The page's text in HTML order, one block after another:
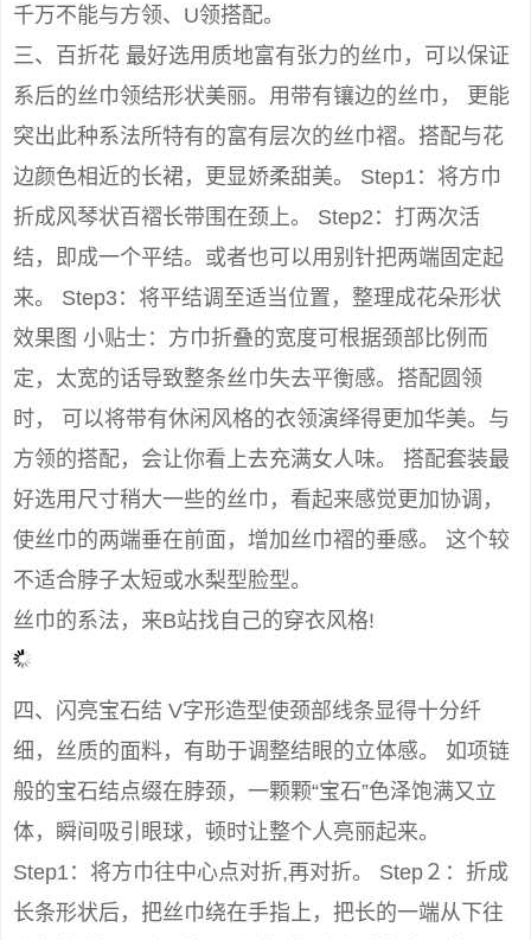
千万不能与方领、U领搭配。
三、百折花 最好选用质地富有张力的丝巾，可以保证
系后的丝巾领结形状美丽。用带有镶边的丝巾， 更能
突出此种系法所特有的富有层次的丝巾褶。搭配与花
边颜色相近的长裙，更显娇柔甜美。 Step1：将方巾
折成风琴状百褶长带围在颈上。 Step2：打两次活
结，即成一个平结。或者也可以用别针把两端固定起
来。 Step3：将平结调至适当位置，整理成花朵形状
效果图 小贴士：方巾折叠的宽度可根据颈部比例而
定，太宽的话导致整条丝巾失去平衡感。搭配圆领
时， 可以将带有休闲风格的衣领演绎得更加华美。与
方领的搭配，会让你看上去充满女人味。 搭配套装最
好选用尺寸稍大一些的丝巾，看起来感觉更加协调，
使丝巾的两端垂在前面，增加丝巾褶的垂感。 这个较
不适合脖子太短或水梨型脸型。
丝巾的系法，来B站找自己的穿衣风格!
四、闪亮宝石结 V字形造型使颈部线条显得十分纤
细，丝质的面料，有助于调整结眼的立体感。 如项链
般的宝石结点缀在脖颈，一颗颗“宝石”色泽饱满又立
体，瞬间吸引眼球，顿时让整个人亮丽起来。
Step1：将方巾往中心点对折,再对折。 Step２：折成
长条形状后，把丝巾绕在手指上，把长的一端从下往